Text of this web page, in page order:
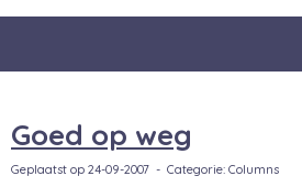
Goed op weg
Geplaatst op 24-09-2007 - Categorie: Columns